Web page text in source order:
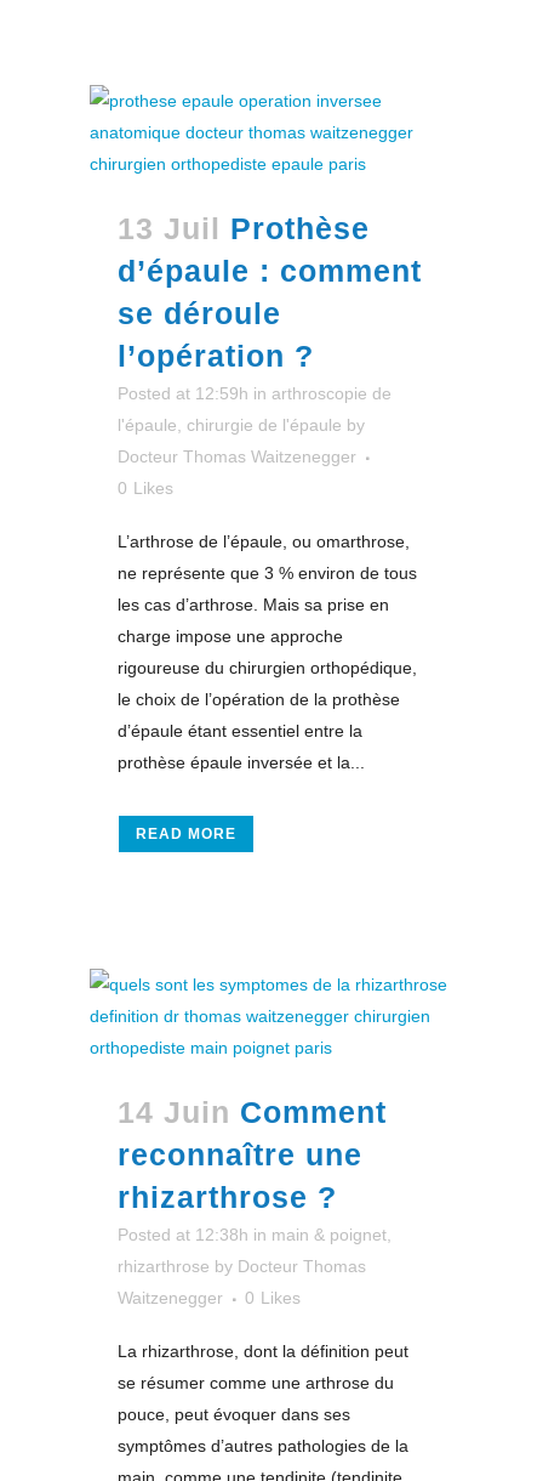
13 Juil Prothèse
d’épaule : comment
se déroule
l’opération ?
Posted at 12:59h in arthroscopie de
l'épaule chirurgie de l'épaule by
Docteur Thomas Waitzenegger
0 Likes
L’arthrose de l’épaule, ou omarthrose,
ne représente que 3 % environ de tous
les cas d’arthrose. Mais sa prise en
charge impose une approche
rigoureuse du chirurgien orthopédique,
le choix de l’opération de la prothèse
d’épaule étant essentiel entre la
prothèse épaule inversée et la...
READ MORE
14 Juin Comment
reconnaître une
rhizarthrose ?
Posted at 12:38h in main & poignet
rhizarthrose by Docteur Thomas
Waitzenegger
0 Likes
La rhizarthrose, dont la définition peut
se résumer comme une arthrose du
pouce, peut évoquer dans ses
symptômes d’autres pathologies de la